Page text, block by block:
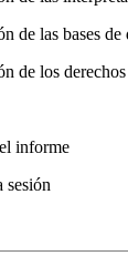
de las bases de
de los
informe
sesión